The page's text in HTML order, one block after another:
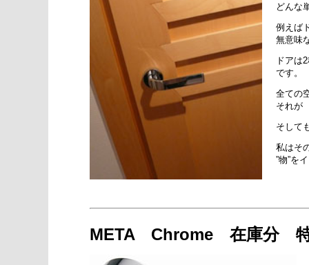
どんな
例えば
無意味
ドアは
です。
全ての
それが
そして
私はそ
”物”を
META Chrome 在庫分 特